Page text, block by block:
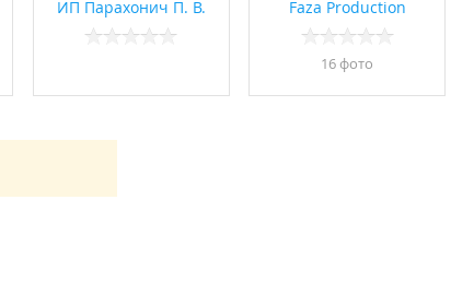
ИП Парахонич П. В. Faza Production
16 фото